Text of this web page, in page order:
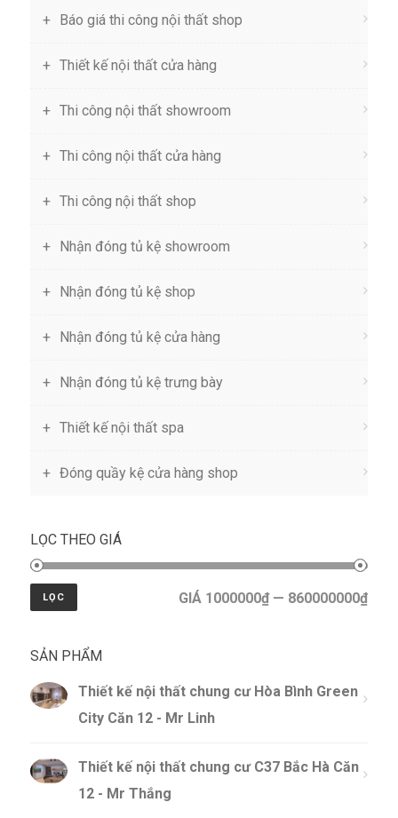
Báo giá thi công nội thất shop
Thiết kế nội thất cửa hàng
Thi công nội thất showroom
Thi công nội thất cửa hàng
Thi công nội thất shop
Nhận đóng tủ kệ showroom
Nhận đóng tủ kệ shop
Nhận đóng tủ kệ cửa hàng
Nhận đóng tủ kệ trưng bày
Thiết kế nội thất spa
Đóng quầy kệ cửa hàng shop
LỌC THEO GIÁ
LỌC GIÁ 1000000₫ — 860000000₫
SẢN PHẨM
Thiết kế nội thất chung cư Hòa Bình Green
City Căn 12 - Mr Linh
Thiết kế nội thất chung cư C37 Bắc Hà Căn
12 - Mr Thắng